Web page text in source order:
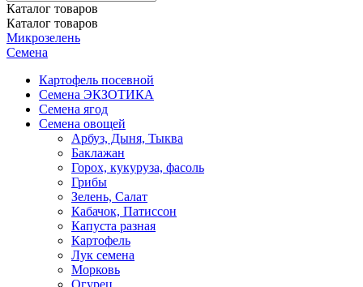
Каталог товаров
Каталог товаров
Микрозелень
Семена
Картофель посевной
Семена ЭКЗОТИКА
Семена ягод
Семена овощей
Арбуз, Дыня, Тыква
Баклажан
Горох, кукуруза, фасоль
Грибы
Зелень, Салат
Кабачок, Патиссон
Капуста разная
Картофель
Лук семена
Морковь
Огурец